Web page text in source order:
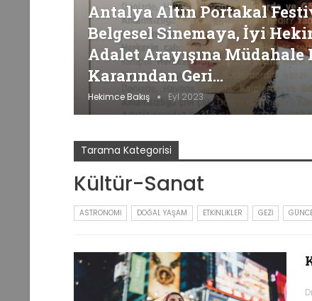
Antalya Altın Portakal
Belgesel Sinemaya, İyi
Adalet Arayışına
Kararından Geri…
Hekimce Bakış Eyl 2023
Tarama Kategorisi
Kültür-Sanat
ASTRONOMI DOĞAL YAŞAM ETKINLIKLER GEZI